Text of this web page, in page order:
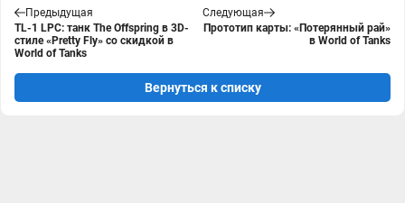
Предыдущая
TL-1 LPC: танк The Offspring в 3D-
стиле «Pretty Fly» со скидкой в
World of Tanks
Следующая
Прототип карты: «Потерянный рай»
в World of Tanks
Вернуться к списку